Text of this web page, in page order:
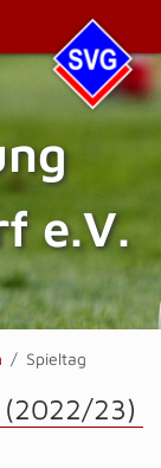
e.V.
Spieltag
(2022/23)